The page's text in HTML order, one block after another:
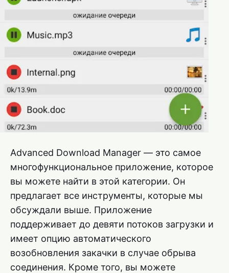
Advanced Download Manager — это самое
многофункциональное приложение, которое
вы можете найти в этой категории. Он
предлагает все инструменты, которые мы
обсуждали выше. Приложение
поддерживает до девяти потоков загрузки и
имеет опцию автоматического
возобновления закачки в случае обрыва
соединения. Кроме того, вы можете